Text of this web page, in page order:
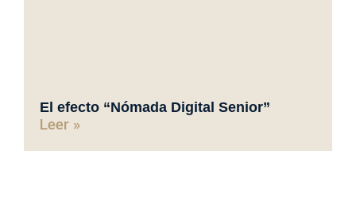
El efecto “Nómada Digital Senior”
Leer »